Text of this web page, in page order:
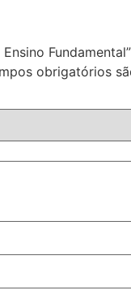
Fundamental”
obrigatórios